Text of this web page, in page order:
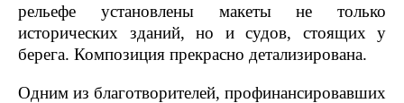
рельефе установлены макеты не только
исторических зданий, но и судов, стоящих у
берега. Композиция прекрасно детализирована.
Одним из благотворителей, профинансировавших